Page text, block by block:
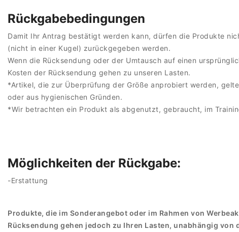
Rückgabebedingungen
Damit Ihr Antrag bestätigt werden kann, dürfen die Produkte
(nicht in einer Kugel) zurückgegeben werden.
Wenn die Rücksendung oder der Umtausch auf einen
Kosten der Rücksendung gehen zu unseren Lasten.
*Artikel, die zur Überprüfung der Größe anprobiert werden,
oder aus hygienischen Gründen.
*Wir betrachten ein Produkt als abgenutzt, gebraucht, im
Möglichkeiten der Rückgabe:
-Erstattung
Produkte, die im Sonderangebot oder im Rahmen von
Rücksendung gehen jedoch zu Ihren Lasten, unabhängig von